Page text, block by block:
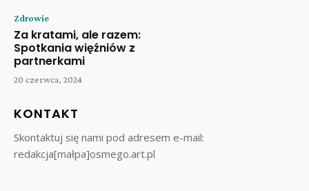
Zdrowie
Za kratami, ale razem:
Spotkania więźniów z
partnerkami
20 czerwca, 2024
KONTAKT
Skontaktuj się nami pod adresem e-mail:
redakcja[małpa]osmego.art.pl